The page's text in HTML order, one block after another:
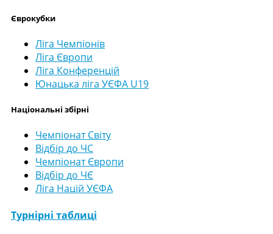
Єврокубки
Ліга Чемпіонів
Ліга Європи
Ліга Конференцій
Юнацька ліга УЄФА U19
Національні збірні
Чемпіонат Світу
Відбір до ЧС
Чемпіонат Європи
Відбір до ЧЄ
Ліга Націй УЄФА
Турнірні таблиці